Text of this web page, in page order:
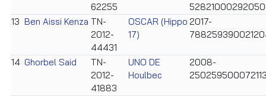
62255
13 Ben Aissi Kenza TN-
2012-
44431
OSCAR (Hippo
17)
2017-
14 Ghorbel Said
TN-
2012-
41883
UNO DE
Houlbec
2008-